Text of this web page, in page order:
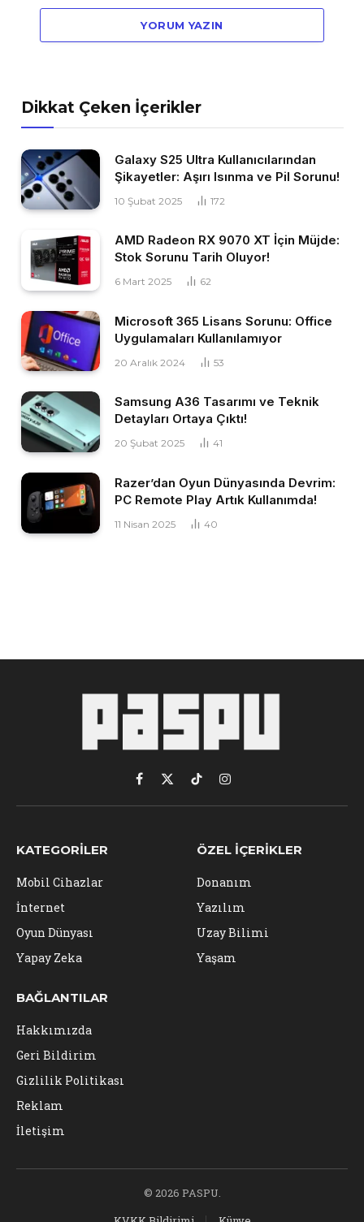
YORUM YAZIN
Dikkat Çeken İçerikler
Galaxy S25 Ultra Kullanıcılarından
Şikayetler: Aşırı Isınma ve Pil Sorunu!
10 Şubat 2025 172
AMD Radeon RX 9070 XT İçin Müjde:
Stok Sorunu Tarih Oluyor!
6 Mart 2025 62
Microsoft 365 Lisans Sorunu: Office
Uygulamaları Kullanılamıyor
20 Aralık 2024 53
Samsung A36 Tasarımı ve Teknik
Detayları Ortaya Çıktı!
20 Şubat 2025 41
Razer’dan Oyun Dünyasında Devrim:
PC Remote Play Artık Kullanımda!
11 Nisan 2025 40
Facebook
X
(Twitter)
TikTokInstagram
KATEGORILER
Mobil Cihazlar
İnternet
Oyun Dünyası
Yapay Zeka
ÖZEL İÇERIKLER
Donanım
Yazılım
Uzay Bilimi
Yaşam
BAĞLANTILAR
Hakkımızda
Geri Bildirim
Gizlilik Politikası
Reklam
İletişim
© 2026 PASPU.